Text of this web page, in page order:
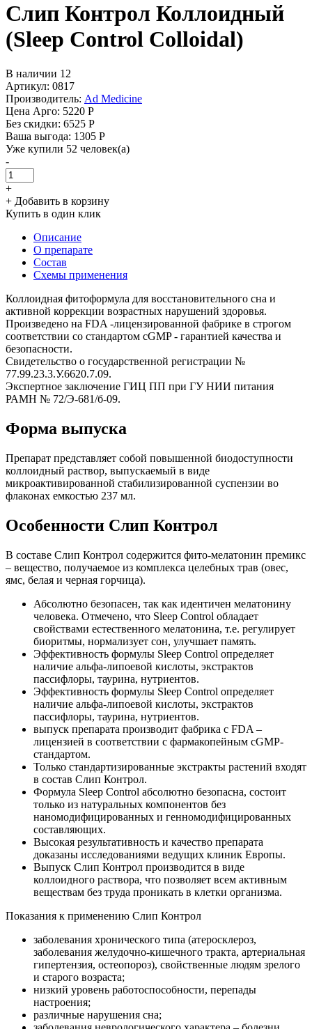
Слип Контрол Коллоидный
(Sleep Control Colloidal)
В наличии 12
Артикул: 0817
Производитель: Ad Medicine
Цена Арго: 5220 Р
Без скидки: 6525 Р
Ваша выгода: 1305 Р
Уже купили 52 человек(а)
-
+
+ Добавить в корзину
Купить в один клик
Описание
О препарате
Состав
Схемы применения
Коллоидная фитоформула для восстановительного сна и
активной коррекции возрастных нарушений здоровья.
Произведено на FDA -лицензированной фабрике в строгом
соответствии со стандартом cGMP - гарантией качества и
безопасности.
Свидетельство о государственной регистрации №
77.99.23.3.У.6620.7.09.
Экспертное заключение ГИЦ ПП при ГУ НИИ питания
РАМН № 72/Э-681/б-09.
Форма выпуска
Препарат представляет собой повышенной биодоступности
коллоидный раствор, выпускаемый в виде
микроактивированной стабилизированной суспензии во
флаконах емкостью 237 мл.
Особенности Слип Контрол
В составе Слип Контрол содержится фито-мелатонин премикс
– вещество, получаемое из комплекса целебных трав (овес,
ямс, белая и черная горчица).
Абсолютно безопасен, так как идентичен мелатонину
человека. Отмечено, что Sleep Control обладает
свойствами естественного мелатонина, т.е. регулирует
биоритмы, нормализует сон, улучшает память.
Эффективность формулы Sleep Control определяет
наличие альфа-липоевой кислоты, экстрактов
пассифлоры, таурина, нутриентов.
Эффективность формулы Sleep Control определяет
наличие альфа-липоевой кислоты, экстрактов
пассифлоры, таурина, нутриентов.
выпуск препарата производит фабрика с FDA –
лицензией в соответствии с фармакопейным cGMP-
стандартом.
Только стандартизированные экстракты растений входят
в состав Слип Контрол.
Формула Sleep Control абсолютно безопасна, состоит
только из натуральных компонентов без
наномодифицированных и генномодифицированных
составляющих.
Высокая результативность и качество препарата
доказаны исследованиями ведущих клиник Европы.
Выпуск Слип Контрол производится в виде
коллоидного раствора, что позволяет всем активным
веществам без труда проникать в клетки организма.
Показания к применению Слип Контрол
заболевания хронического типа (атеросклероз,
заболевания желудочно-кишечного тракта, артериальная
гипертензия, остеопороз), свойственные людям зрелого
и старого возраста;
низкий уровень работоспособности, перепады
настроения;
различные нарушения сна;